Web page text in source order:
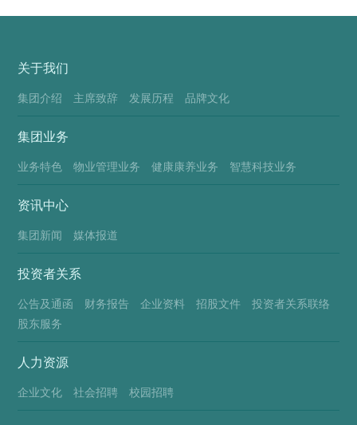
关于我们
集团介绍 主席致辞 发展历程 品牌文化
集团业务
业务特色 物业管理业务 健康康养业务 智慧科技业务
资讯中心
集团新闻 媒体报道
投资者关系
公告及通函 财务报告 企业资料 招股文件
投资者关系联络
股东服务
人力资源
企业文化 社会招聘 校园招聘